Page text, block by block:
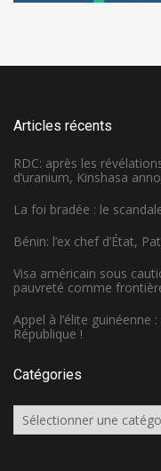
Articles récents
RDC: après les
d’uranium, Kinshasa
La foi bradée : le
Bénin: l’ex chef d’État,
Visa américain sous
pauvreté comme
Appel à l’élite guinéenne
République !
Catégories
Catégories